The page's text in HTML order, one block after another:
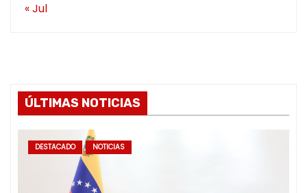
« Jul
ÚLTIMAS NOTICIAS
DESTACADO NOTICIAS